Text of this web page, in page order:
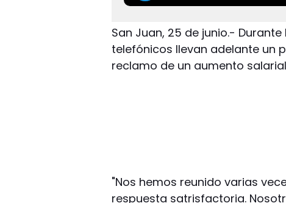
San Juan, 25 de junio.-
telefónicos llevan adelante un
reclamo de un aumento
"Nos hemos reunido varias
respuesta satrisfactoria.